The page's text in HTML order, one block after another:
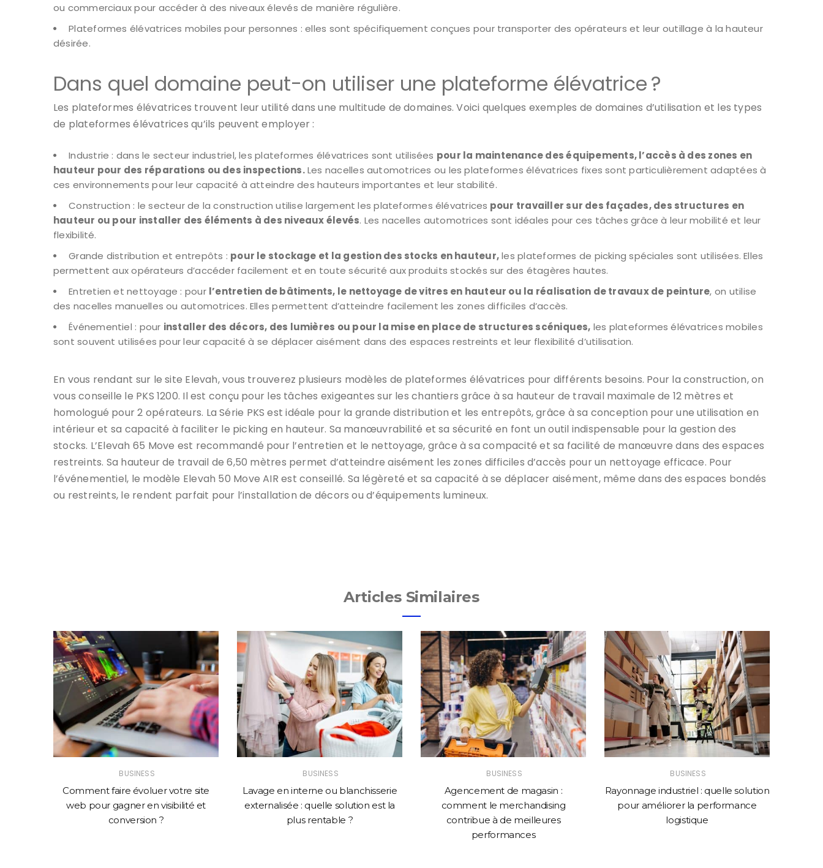
ou commerciaux pour accéder à des niveaux élevés de manière régulière.
Plateformes élévatrices mobiles pour personnes : elles sont spécifiquement conçues pour transporter des opérateurs et leur outillage à la hauteur
désirée.
Dans quel domaine peut-on utiliser une plateforme élévatrice ?
Les plateformes élévatrices trouvent leur utilité dans une multitude de domaines. Voici quelques exemples de domaines d’utilisation et les types
de plateformes élévatrices qu’ils peuvent employer :
Industrie : dans le secteur industriel, les plateformes élévatrices sont utilisées pour la maintenance des équipements, l’accès à des zones en
hauteur pour des réparations ou des inspections.Les nacelles automotrices ou les plateformes élévatrices fixes sont particulièrement adaptées à
ces environnements pour leur capacité à atteindre des hauteurs importantes et leur stabilité.
Construction : le secteur de la construction utilise largement les plateformes élévatrices pour travailler sur des façades, des structures en
hauteur ou pour installer des éléments à des niveaux élevés. Les nacelles automotrices sont idéales pour ces tâches grâce à leur mobilité et leur
flexibilité.
Grande distribution et entrepôts : pour le stockage et la gestion des stocks en hauteur,les plateformes de picking spéciales sont utilisées. Elles
permettent aux opérateurs d’accéder facilement et en toute sécurité aux produits stockés sur des étagères hautes.
Entretien et nettoyage : pour l’entretien de bâtiments, le nettoyage de vitres en hauteur ou la réalisation de travaux de peinture, on utilise
des nacelles manuelles ou automotrices. Elles permettent d’atteindre facilement les zones difficiles d’accès.
Événementiel : pour installer des décors, des lumières ou pour la mise en place de structures scéniques, les plateformes élévatrices mobiles
sont souvent utilisées pour leur capacité à se déplacer aisément dans des espaces restreints et leur flexibilité d’utilisation.
En vous rendant sur le site Elevah, vous trouverez plusieurs modèles de plateformes élévatrices pour différents besoins. Pour la construction, on
vous conseille le PKS 1200. Il est conçu pour les tâches exigeantes sur les chantiers grâce à sa hauteur de travail maximale de 12 mètres et
homologué pour 2 opérateurs. La Série PKS est idéale pour la grande distribution et les entrepôts, grâce à sa conception pour une utilisation en
intérieur et sa capacité à faciliter le picking en hauteur. Sa manœuvrabilité et sa sécurité en font un outil indispensable pour la gestion des
stocks. L’Elevah 65 Move est recommandé pour l’entretien et le nettoyage, grâce à sa compacité et sa facilité de manœuvre dans des espaces
restreints. Sa hauteur de travail de 6,50 mètres permet d’atteindre aisément les zones difficiles d’accès pour un nettoyage efficace. Pour
l’événementiel, le modèle Elevah 50 Move AIR est conseillé. Sa légèreté et sa capacité à se déplacer aisément, même dans des espaces bondés
ou restreints, le rendent parfait pour l’installation de décors ou d’équipements lumineux.
Articles Similaires
BUSINESS
Comment faire évoluer votre site
web pour gagner en visibilité et
conversion ?
BUSINESS
Lavage en interne ou blanchisserie
externalisée : quelle solution est la
plus rentable ?
BUSINESS
Agencement de magasin :
comment le merchandising
contribue à de meilleures
performances
BUSINESS
Rayonnage industriel : quelle solution
pour améliorer la performance
logistique